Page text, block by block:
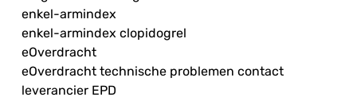
enkel-armindex
enkel-armindex clopidogrel
eOverdracht
eOverdracht technische problemen contact
leverancier EPD